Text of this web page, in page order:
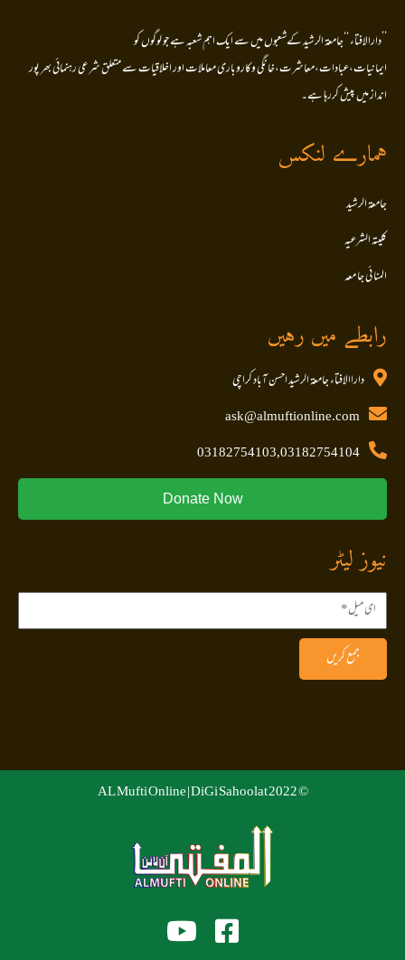
’’دارالافتاء ‘‘جامعۃ الرشید کےشعبوں میں سے ایک اہم شعبہ ہے جو لوگوں کو
ایمانیات،عبادات،معاشرت،خانگی وکاروباری معاملات اور اخلاقیات سے متعلق شرعی رہنمائی بھر پور
انداز میں پیش کررہا ہے۔
ہمارے لنکس
جامعۃ الرشید
کلیتہ الشرعیہ
المنا ئی جا معہ
رابطے میں رہیں
داراالافتاء جامعۃ الرشید احسن آباد کراچی
ask@almuftionline.com
03182754103,03182754104
Donate Now
نیوز لیٹر
جمع کریں
© 2022 AL Mufti Online |
DiGi Sahoolat